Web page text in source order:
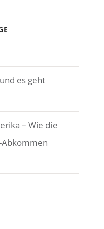
es geht
– Wie die